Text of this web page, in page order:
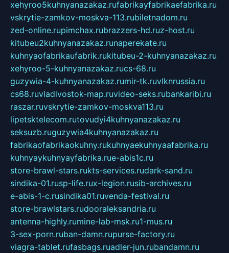
xehyroo5kuhnyanazakaz.rufabrikayfabrikaefabrika.ru
vskrytie-zamkov-moskva-113.rubiletnadom.ru
zed-online.rupimchax.rubrazzers-hd.ruz-host.ru
kitubeu2kuhnyanazakaz.runaperekate.ru
kuhnyaofabrikaufabrik.rukitubeu-2-kuhnyanazakaz.ru
xehyroo-5-kuhnyanazakaz.rucs-68.ru
guzywia-4-kuhnyanazakaz.rumir-tk.ruvlknrussia.ru
cs68.ruvladivostok-map.ruvideo-seks.rubankaribi.ru
raszar.ruvskrytie-zamkov-moskva113.ru
lipetsktelecom.rutovudyi4kuhnyanazakaz.ru
seksuzb.ruguzywia4kuhnyanazakaz.ru
fabrikaofabrikaokuhny.rukuhnyaekuhnyaafabrika.ru
kuhnyaykuhnyayfabrika.rue-abis1c.ru
store-brawl-stars.rukts-services.rudark-sand.ru
sindika-01.rusp-life.rux-legion.rusib-archives.ru
e-abis-1-c.rusindika01.ruvenda-festival.ru
store-brawlstars.rudooraleksandria.ru
antenna-highly.rumine-lab-msk.ru1-mus.ru
3-sex-porn.ruban-damn.rupurse-factory.ru
viagra-tablet.rufasbags.ruadler-jun.rubandamn.ru